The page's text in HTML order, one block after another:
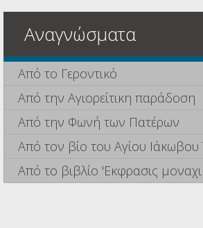
Αναγνώσματα
Από το Γεροντικό
Από την Αγιορείτικη παράδοση
Από την Φωνή των Πατέρων
Από τον βίο του Αγίου Ιάκωβου
Από το βιβλίο 'Εκφρασις